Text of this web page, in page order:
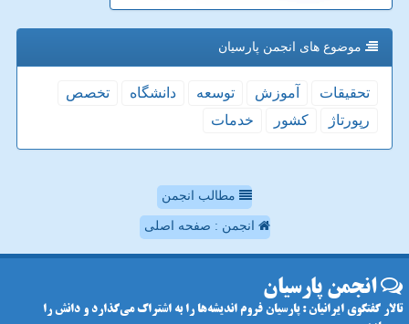
موضوع های انجمن پارسیان
تحقیقات آموزش توسعه دانشگاه
تخصص
رپورتاژ
كشور خدمات
مطالب انجمن
انجمن : صفحه اصلی
انجمن پارسیان
تالار گفتگوی ایرانیان : پارسیان فروم اندیشه‌ها را به اشتراک می‌گذارد و دانش را